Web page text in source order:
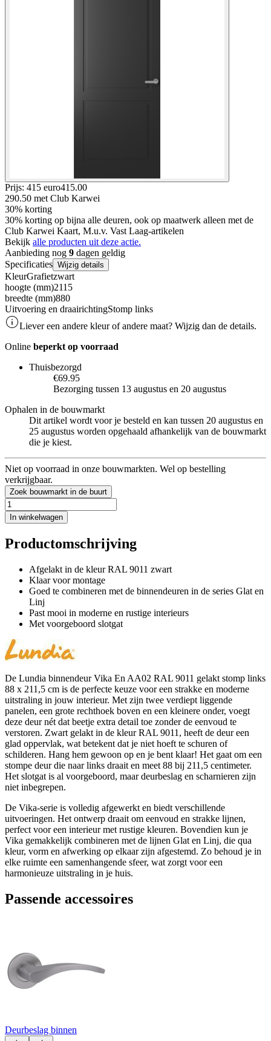
Prijs: 415 euro415.00
290.50 met Club Karwei
30% korting
30% korting op bijna alle deuren, ook op maatwerk alleen met de
Club Karwei Kaart, M.u.v. Vast Laag-artikelen
Bekijk alle producten uit deze actie.
Aanbieding nog 9 dagen geldig
Specificaties Wijzig details
KleurGrafietzwart
hoogte (mm)2115
breedte (mm)880
Uitvoering en draairichtingStomp links
Liever een andere kleur of andere maat? Wijzig dan de details.
Online beperkt op voorraad
Thuisbezorgd
€69.95
Bezorging tussen 13 augustus en 20 augustus
Ophalen in de bouwmarkt
Dit artikel wordt voor je besteld en kan tussen 20 augustus en
25 augustus worden opgehaald afhankelijk van de bouwmarkt
die je kiest.
Niet op voorraad in onze bouwmarkten. Wel op bestelling
verkrijgbaar.
Zoek bouwmarkt in de buurt
In winkelwagen
Productomschrijving
Afgelakt in de kleur RAL 9011 zwart
Klaar voor montage
Goed te combineren met de binnendeuren in de series Glat en
Linj
Past mooi in moderne en rustige interieurs
Met voorgeboord slotgat
De Lundia binnendeur Vika En AA02 RAL 9011 gelakt stomp links
88 x 211,5 cm is de perfecte keuze voor een strakke en moderne
uitstraling in jouw interieur. Met zijn twee verdiept liggende
panelen, een grote rechthoek boven en een kleinere onder, voegt
deze deur nét dat beetje extra detail toe zonder de eenvoud te
verstoren. Zwart gelakt in de kleur RAL 9011, heeft de deur een
glad oppervlak, wat betekent dat je niet hoeft te schuren of
schilderen. Hang hem gewoon op en je bent klaar! Het gaat om een
stompe deur die naar links draait en meet 88 bij 211,5 centimeter.
Het slotgat is al voorgeboord, maar deurbeslag en scharnieren zijn
niet inbegrepen.
De Vika-serie is volledig afgewerkt en biedt verschillende
uitvoeringen. Het ontwerp draait om eenvoud en strakke lijnen,
perfect voor een interieur met rustige kleuren. Bovendien kun je
Vika gemakkelijk combineren met de lijnen Glat en Linj, die qua
kleur, vorm en afwerking op elkaar zijn afgestemd. Zo behoud je in
elke ruimte een samenhangende sfeer, wat zorgt voor een
harmonieuze uitstraling in je huis.
Passende accessoires
Deurbeslag binnen